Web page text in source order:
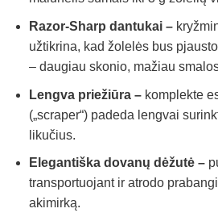
Razor-Sharp dantukai –
užtikrina, kad žolelės bus
– daugiau skonio, mažiau
Lengva priežiūra –komplekte
(„scraper“) padeda lengvai
likučius.
Elegantiška dovanų dėžutė –
transportuojant ir atrodo
akimirką.